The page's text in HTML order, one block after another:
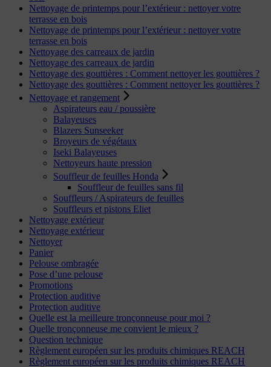
Nettoyage de printemps pour l’extérieur : nettoyer votre
terrasse en bois
Nettoyage de printemps pour l’extérieur : nettoyer votre
terrasse en bois
Nettoyage des carreaux de jardin
Nettoyage des carreaux de jardin
Nettoyage des gouttières : Comment nettoyer les gouttières ?
Nettoyage des gouttières : Comment nettoyer les gouttières ?
Nettoyage et rangement
Aspirateurs eau / poussière
Balayeuses
Blazers Sunseeker
Broyeurs de végétaux
Iseki Balayeuses
Nettoyeurs haute pression
Souffleur de feuilles Honda
Souffleur de feuilles sans fil
Souffleurs / Aspirateurs de feuilles
Souffleurs et pistons Eliet
Nettoyage extérieur
Nettoyage extérieur
Nettoyer
Panier
Pelouse ombragée
Pose d’une pelouse
Promotions
Protection auditive
Protection auditive
Quelle est la meilleure tronçonneuse pour moi ?
Quelle tronçonneuse me convient le mieux ?
Question technique
Règlement européen sur les produits chimiques REACH
Règlement européen sur les produits chimiques REACH